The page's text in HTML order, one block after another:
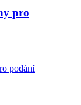
pro
podání